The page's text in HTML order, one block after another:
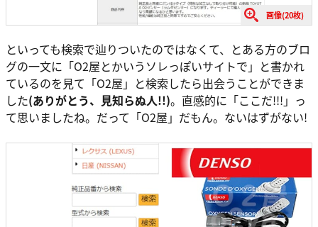
画像(20枚)
といっても検索で辿りついたのではなくて、とある方のブロ
グの一文に「O2屋とかいうソレっぽいサイトで」と書かれ
ているのを見て「O2屋」と検索したら出会うことができま
した(ありがとう、見知らぬ人!!)。直感的に「ここだ!!!」っ
て思いましたね。だって「O2屋」だもん。ないはずがない!